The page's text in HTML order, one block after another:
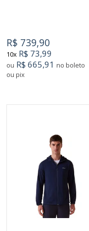
R$ 739,90
10x R$ 73,99
ou R$ 665,91 no boleto
ou pix